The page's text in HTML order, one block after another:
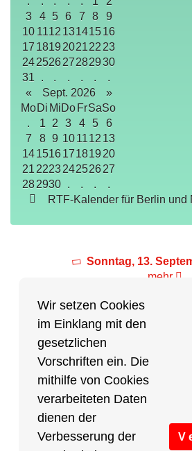
Wir setzen Cookies
im Einklang mit den
gesetzlichen
Vorschriften ein. Die
mithilfe von Cookies
verarbeiteten Daten
dienen der
Verbesserung der
V
3
4 5 6 7 8
9
10 1112 13141516
17 1819 202122 23
24252627282930
31
. . . . .
.
«
Sept. 2026
»
MoDi MiDo FrSaSo
.
1 2 3 4 5
6
7
8 9 10 1112 13
141516171819 20
21 222324252627
282930 . . .
.
RTF-Kalender für Berlin und
Sonntag, 13.
mehr
Partner des